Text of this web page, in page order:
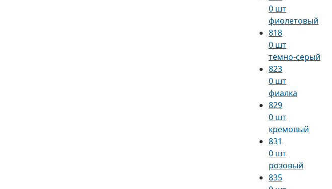
0 шт
фиолетовый
818
0 шт
тёмно-серый
823
0 шт
фиалка
829
0 шт
кремовый
831
0 шт
розовый
835